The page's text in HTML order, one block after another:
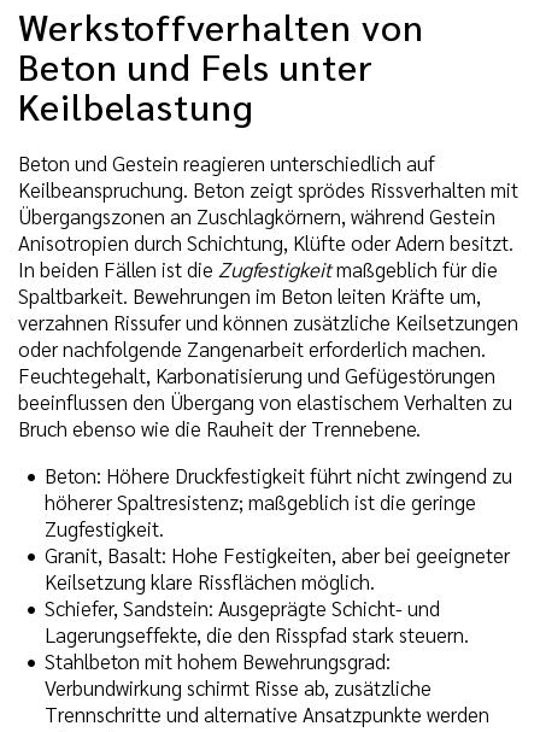
Werkstoffverhalten von
Beton und Fels unter
Keilbelastung
Beton und Gestein reagieren unterschiedlich auf
Keilbeanspruchung. Beton zeigt sprödes Rissverhalten mit
Übergangszonen an Zuschlagkörnern, während Gestein
Anisotropien durch Schichtung, Klüfte oder Adern besitzt.
In beiden Fällen ist die Zugfestigkeitmaßgeblich für die
Spaltbarkeit. Bewehrungen im Beton leiten Kräfte um,
verzahnen Rissufer und können zusätzliche Keilsetzungen
oder nachfolgende Zangenarbeit erforderlich machen.
Feuchtegehalt, Karbonatisierung und Gefügestörungen
beeinflussen den Übergang von elastischem Verhalten zu
Bruch ebenso wie die Rauheit der Trennebene.
Beton: Höhere Druckfestigkeit führt nicht zwingend zu
höherer Spaltresistenz; maßgeblich ist die geringe
Zugfestigkeit.
Granit, Basalt: Hohe Festigkeiten, aber bei geeigneter
Keilsetzung klare Rissflächen möglich.
Schiefer, Sandstein: Ausgeprägte Schicht- und
Lagerungseffekte, die den Risspfad stark steuern.
Stahlbeton mit hohem Bewehrungsgrad:
Verbundwirkung schirmt Risse ab, zusätzliche
Trennschritte und alternative Ansatzpunkte werden